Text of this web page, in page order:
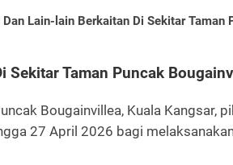
Lain-lain Berkaitan Di Sekitar
Taman Puncak
Bougainvillea, Kuala Kangsar,
27 April 2026 bagi